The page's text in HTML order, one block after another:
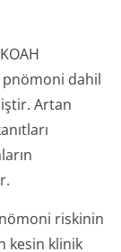
pnömoni dahil
Artan
riskinin
kesin klinik